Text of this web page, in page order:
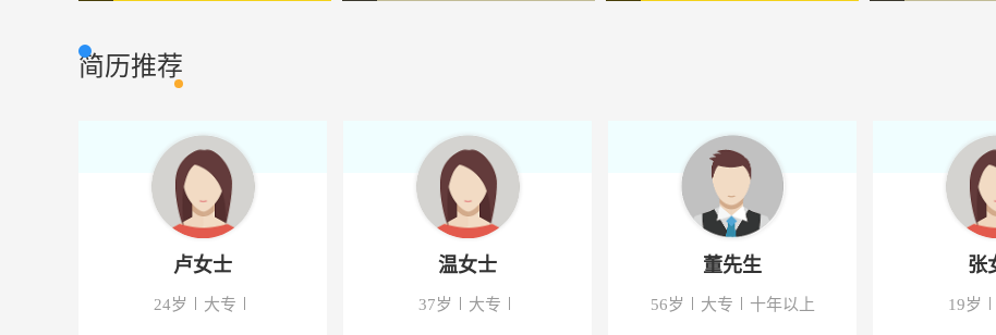
管理人员 市场营销
技术工程师 市场营销 济南美华化工有限公司
CAD制图员 市场营销 济南宜众科技有限公司
市场营销 枣庄宏业建筑劳务有限公司
市场营销 山东富浩水产集团有限公司 -定陶
简历推荐
卢女士
24岁 大专
温女士
37岁 大专
董先生
56岁 大专 十年以上
张
19岁